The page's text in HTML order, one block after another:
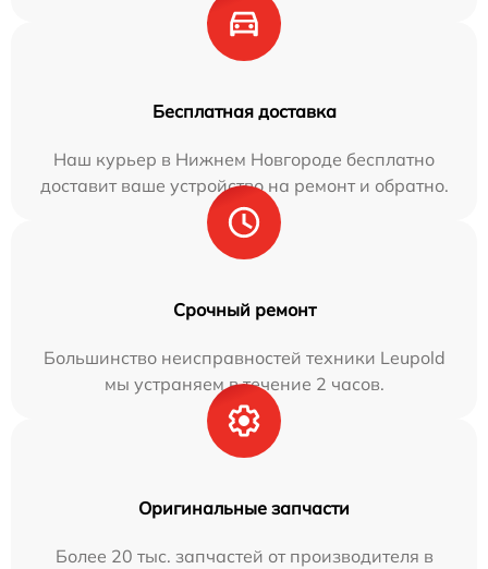
Бесплатная доставка
Наш курьер в Нижнем Новгороде бесплатно
доставит ваше устройство на ремонт и обратно.
Срочный ремонт
Большинство неисправностей техники Leupold
мы устраняем в течение 2 часов.
Оригинальные запчасти
Более 20 тыс. запчастей от производителя в